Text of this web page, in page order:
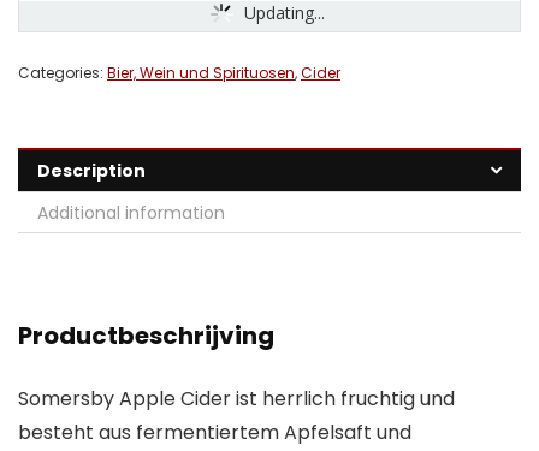
Updating...
Categories: Bier, Wein und Spirituosen,Cider
Description
Additional information
Productbeschrijving
Somersby Apple Cider ist herrlich fruchtig und
besteht aus fermentiertem Apfelsaft und